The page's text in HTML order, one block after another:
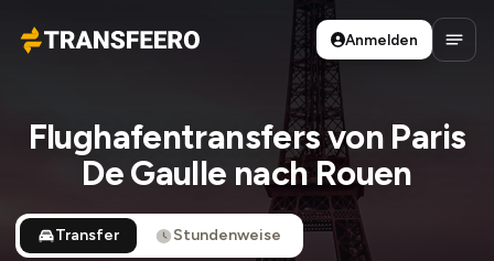
Transfeero
Anmelden
Flughafentransfers von Paris
De Gaulle nach Rouen
Transfer Stundenweise